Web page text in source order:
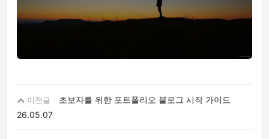
이전글
초보자를 위한 포트폴리오 블로그 시작 가이드
26.05.07